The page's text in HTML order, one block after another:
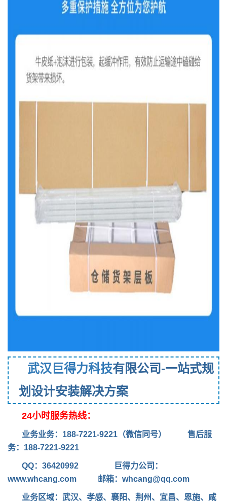
武汉 巨得力科技有限公司-一站式规
划设计安装解决方案
24小时服务热线：
业务业务：188-7221-9221（微信同号） 售后服
务：188-7221-9221
QQ：36420992
巨得力公司：
www.whcang.com 邮箱：whcang@qq.com
业务区域：武汉、孝感、襄阳、荆州、宜昌、恩施、咸